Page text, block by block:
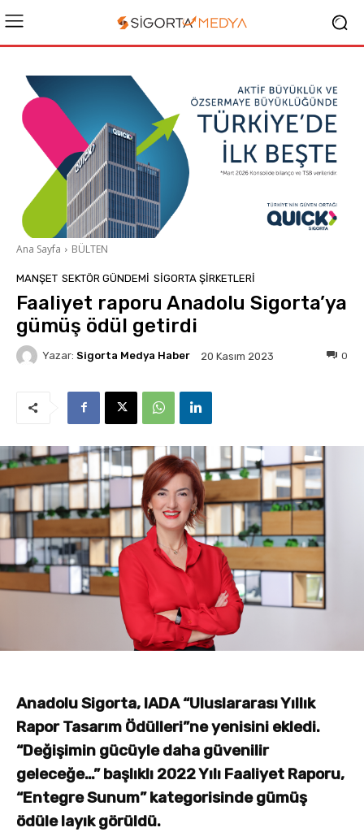
Ana Sayfa BÜLTEN
MANŞET SEKTÖR GÜNDEMİ SIGORTA ŞIRKETLERI
Faaliyet raporu Anadolu Sigorta’ya
gümüş ödül getirdi
Yazar: Sigorta Medya Haber 20 Kasım 2023 0
Anadolu Sigorta, IADA “Uluslararası Yıllık
Rapor Tasarım Ödülleri”ne yenisini ekledi.
“Değişimin gücüyle daha güvenilir
geleceğe…” başlıklı 2022 Yılı Faaliyet Raporu,
“Entegre Sunum” kategorisinde gümüş
ödüle layık görüldü.